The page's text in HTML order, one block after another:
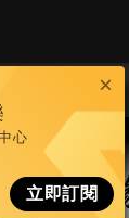
心
立即訂閱